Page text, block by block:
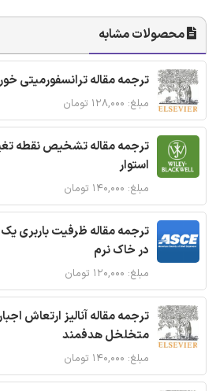
محصولات مشابه
ترجمه مقاله ترانسفورمیتی
مبلغ: ۱۲۸,۰۰۰ تومان
ترجمه مقاله تشخیص نقطه
استوار
مبلغ: ۱۴۰,۰۰۰ تومان
ترجمه مقاله ظرفیت باربری
در خاک نرم
مبلغ: ۱۲۰,۰۰۰ تومان
ترجمه مقاله آنالیز ارتعاش
متخلخل هدفمند
مبلغ: ۱۴۰,۰۰۰ تومان